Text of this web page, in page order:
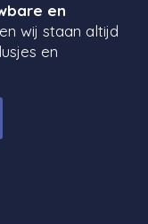
en
, en wij staan altijd
en